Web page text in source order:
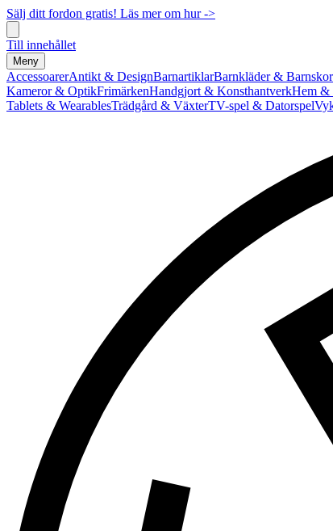
Sälj ditt fordon gratis! Läs mer om hur ->
Till innehållet
Meny
AccessoarerAntikt & DesignBarnartiklarBarnkläder & Barnskor
Kameror & OptikFrimärkenHandgjort & KonsthantverkHem &
Tablets & WearablesTrädgård & VäxterTV-spel & Datorspel